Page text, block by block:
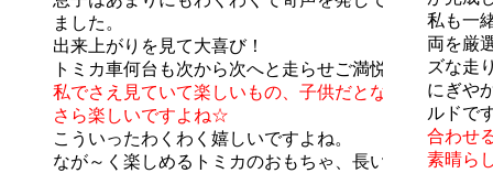
ました。
出来上がりを見て大喜び！
トミカ車何台も次から次へと走らせご満悦。
私でさえ見ていて楽しいもの、子供だとなお
さら楽しいですよね☆
こういったわくわく嬉しいですよね。
なが～く楽しめるトミカのおもちゃ、長い付
私も一
両を厳
ズな走
にぎや
ルドで
合わせ
素晴ら